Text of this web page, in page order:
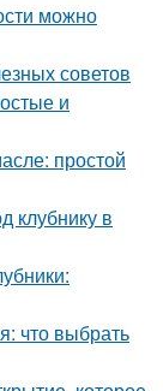
можно
советов
и
простой
клубнику в
что выбрать